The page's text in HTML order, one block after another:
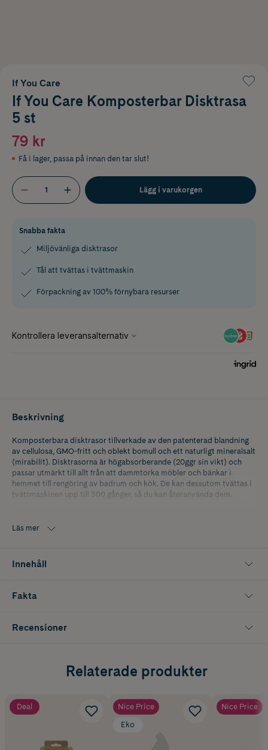
If You Care
If You Care Komposterbar Disktrasa
5 st
79 kr
Få i lager, passa på innan den tar slut!
Lägg i varukorgen
Snabba fakta
Miljövänliga disktrasor
Tål att tvättas i tvättmaskin
Förpackning av 100% förnybara resurser
Beskrivning
Komposterbara disktrasor tillverkade av den patenterad blandning
av cellulosa, GMO-fritt och oblekt bomull och ett naturligt mineralsalt
(mirabilit). Disktrasorna är högabsorberande (20ggr sin vikt) och
passar utmärkt till allt från att dammtorka möbler och bänkar i
hemmet till rengöring av badrum och kök. De kan dessutom tvättas i
tvättmaskinen upp till 300 gånger, så du kan återanvända dem.
några petroleumprodukter eller andra fossila bränsleprodukter och
Läs mer
Innehåll
Fakta
Recensioner
Relaterade produkter
Deal
Nice Price
Eko
Nice Price